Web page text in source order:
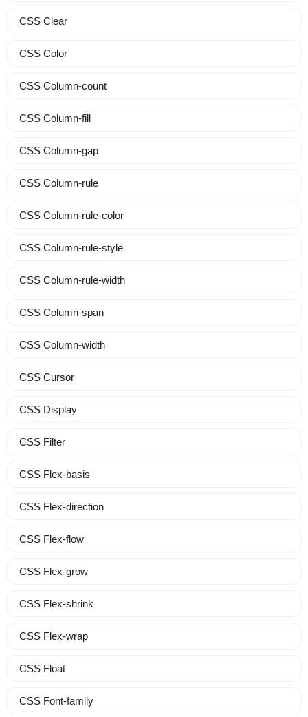
CSS Clear
CSS Color
CSS Column-count
CSS Column-fill
CSS Column-gap
CSS Column-rule
CSS Column-rule-color
CSS Column-rule-style
CSS Column-rule-width
CSS Column-span
CSS Column-width
CSS Cursor
CSS Display
CSS Filter
CSS Flex-basis
CSS Flex-direction
CSS Flex-flow
CSS Flex-grow
CSS Flex-shrink
CSS Flex-wrap
CSS Float
CSS Font-family